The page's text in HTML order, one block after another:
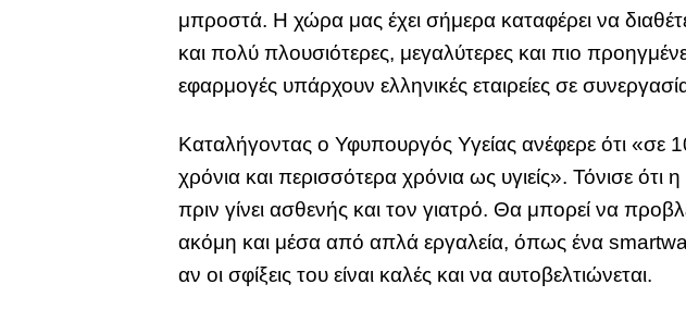
μπροστά. Η χώρα μας έχει σήμερα καταφέρει να
και πολύ πλουσιότερες, μεγαλύτερες και πιο
εφαρμογές υπάρχουν ελληνικές εταιρείες σε
Καταλήγοντας ο Υφυπουργός Υγείας ανέφερε ότι «σε
χρόνια και περισσότερα χρόνια ως υγιείς». Τόνισε
πριν γίνει ασθενής και τον γιατρό. Θα μπορεί να
ακόμη και μέσα από απλά εργαλεία, όπως ένα
αν οι σφίξεις του είναι καλές και να αυτοβελτιώνεται.